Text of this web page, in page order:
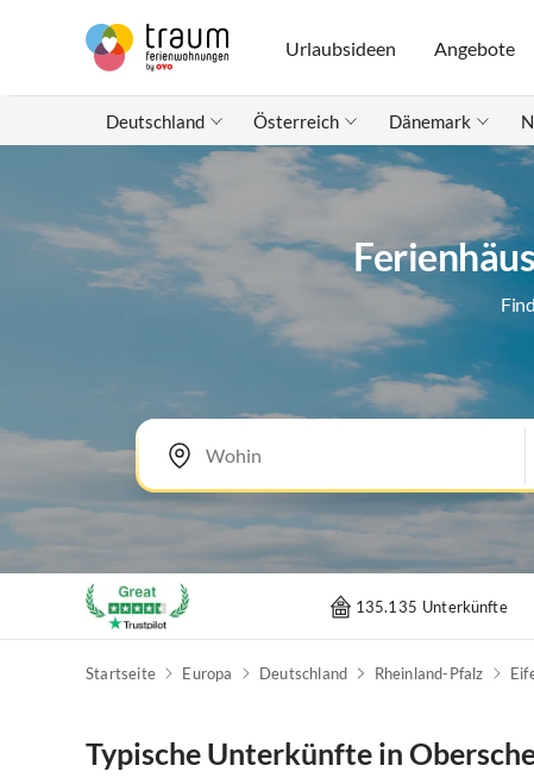
Urlaubsideen Angebote
Deutschland Österreich Dänemark
135.135 Unterkünfte
Startseite Europa Deutschland Rheinland-Pfalz
Typische Unterkünfte in